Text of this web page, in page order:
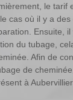
le tarif
cas où il y a
Ensuite,
du tubage,
Afin de
de
à